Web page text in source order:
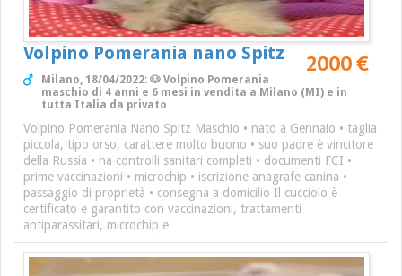
Volpino Pomerania nano Spitz 2000 €
Milano, 18/04/2022: 🐶 Volpino Pomerania
maschio di 4 anni e 6 mesi in vendita a Milano (MI) e in
tutta Italia da privato
Volpino Pomerania Nano Spitz Maschio • nato a Gennaio • taglia
piccola, tipo orso, carattere molto buono • suo padre è vincitore
della Russia • ha controlli sanitari completi • documenti FCI •
prime vaccinazioni • microchip • iscrizione anagrafe canina •
passaggio di proprietà • consegna a domicilio Il cucciolo è
certificato e garantito con vaccinazioni, trattamenti
antiparassitari, microchip e